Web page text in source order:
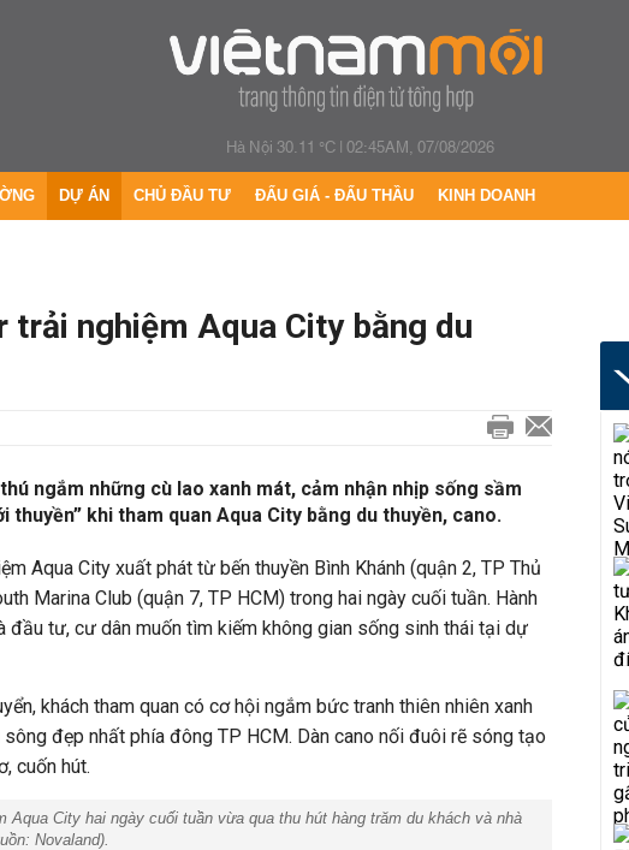
Hà Nội 30.11 °C|02:45AM, 07/08/2026
DỰ ÁN CHỦ ĐẦU TƯ ĐẤU GIÁ - ĐẤU THẦU KINH DOANH
trải nghiệm Aqua City bằng du
ngắm những cù lao xanh mát, cảm nhận nhịp sống sầm
thuyền” khi tham quan Aqua City bằng du thuyền, cano.
Aqua City xuất phát từ bến thuyền Bình Khánh (quận 2, TP Thủ
Marina Club (quận 7, TP HCM) trong hai ngày cuối tuần. Hành
đầu tư, cư dân muốn tìm kiếm không gian sống sinh thái tại dự
khách tham quan có cơ hội ngắm bức tranh thiên nhiên xanh
đẹp nhất phía đông TP HCM. Dàn cano nối đuôi rẽ sóng tạo
cuốn hút.
Aqua City hai ngày cuối tuần vừa qua thu hút hàng trăm du khách và nhà
Novaland).